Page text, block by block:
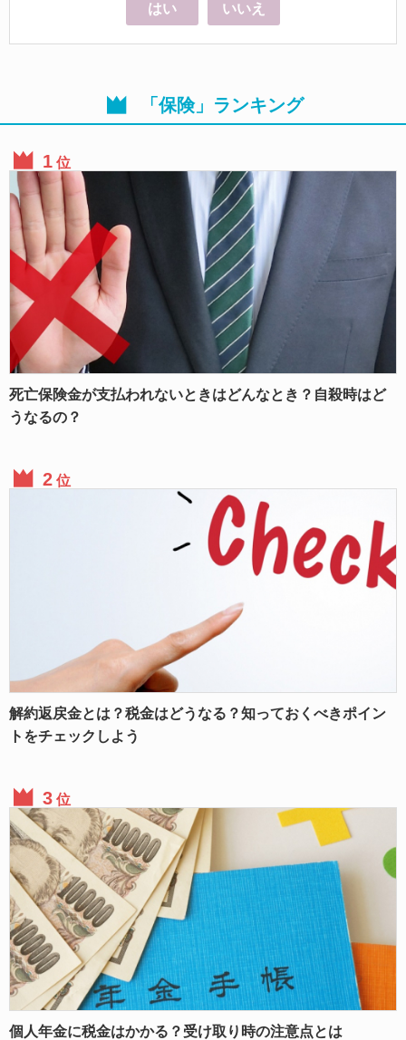
はい いいえ
「保険」ランキング
位
死亡保険金が支払われないときはどんなとき？自殺時はど
うなるの？
位
解約返戻金とは？税金はどうなる？知っておくべきポイン
トをチェックしよう
位
個人年金に税金はかかる？受け取り時の注意点とは